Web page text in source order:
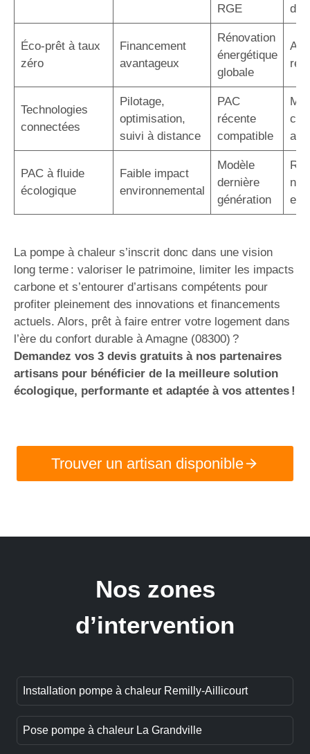
RGE
Éco-prêt à taux
zéro
Financement
avantageux
Rénovation
énergétique
globale
Technologies
connectées
Pilotage,
optimisation,
suivi à distance
PAC
récente
compatible
PAC à fluide
écologique
Faible impact
environnemental
Modèle
dernière
génération
La pompe à chaleur s’inscrit donc dans une vision
long terme : valoriser le patrimoine, limiter les impacts
carbone et s’entourer d’artisans compétents pour
profiter pleinement des innovations et financements
actuels. Alors, prêt à faire entrer votre logement dans
l’ère du confort durable à Amagne (08300) ?
Demandez vos 3 devis gratuits à nos partenaires
artisans pour bénéficier de la meilleure solution
écologique, performante et adaptée à vos attentes !
Trouver un artisan disponible
Nos zones
d’intervention
Installation pompe à chaleur Remilly-Aillicourt
Pose pompe à chaleur La Grandville